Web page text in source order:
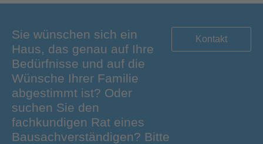
Sie wünschen sich ein
Haus, das genau auf Ihre
Bedürfnisse und auf die
Wünsche Ihrer Familie
abgestimmt ist? Oder
suchen Sie den
fachkundigen Rat eines
Bausachverständigen? Bitte
Kontakt